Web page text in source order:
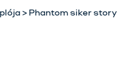
> Phantom siker story